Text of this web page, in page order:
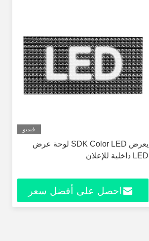
فيديو
يعرض SDK Color LED لوحة عرض
LED داخلية للإعلان
احصل على أفضل سعر